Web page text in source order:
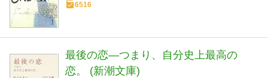
6516
最後の恋―つまり、自分史上最高の
恋。 (新潮文庫)